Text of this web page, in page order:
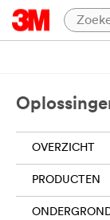
OVERZICHT
PRODUCTEN